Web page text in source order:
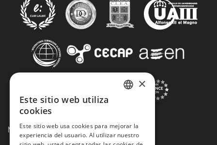
Métodos de Pago:
×
Este sitio web utiliza
cookies
Este sitio web usa cookies para mejorar la
experiencia del usuario. Al utilizar nuestro